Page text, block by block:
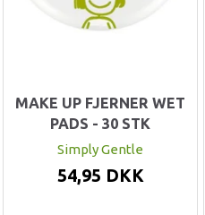
MAKE UP FJERNER WET
PADS - 30 STK
Simply Gentle
54,95 DKK